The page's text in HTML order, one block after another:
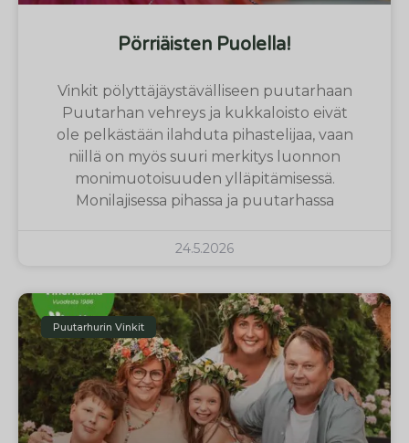
Pörriäisten Puolella!
Vinkit pölyttäjäystävälliseen puutarhaan
Puutarhan vehreys ja kukkaloisto eivät
ole pelkästään ilahduta pihastelijaa, vaan
niillä on myös suuri merkitys luonnon
monimuotoisuuden ylläpitämisessä.
Monilajisessa pihassa ja puutarhassa
24.5.2026
Puutarhurin Vinkit